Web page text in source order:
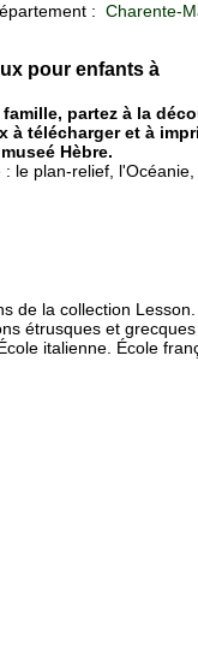
: Charente-
pour enfants à
partez à la
à télécharger et à
Hèbre.
le plan-relief, l'Océanie,
de la collection
étrusques et
italienne. École